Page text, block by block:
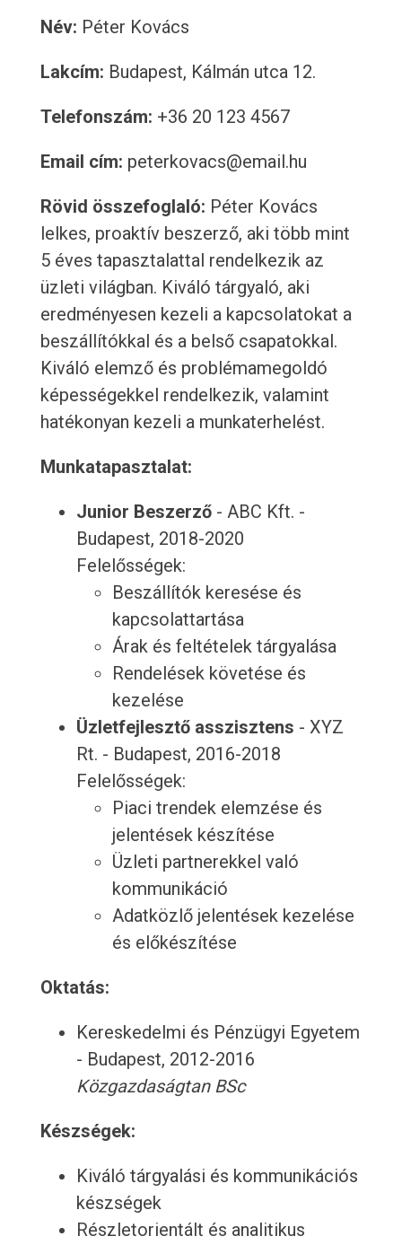
Név: Péter Kovács
Lakcím: Budapest, Kálmán utca 12.
Telefonszám: +36 20 123 4567
Email cím: peterkovacs@email.hu
Rövid összefoglaló: Péter Kovács
lelkes, proaktív beszerző, aki több mint
5 éves tapasztalattal rendelkezik az
üzleti világban. Kiváló tárgyaló, aki
eredményesen kezeli a kapcsolatokat a
beszállítókkal és a belső csapatokkal.
Kiváló elemző és problémamegoldó
képességekkel rendelkezik, valamint
hatékonyan kezeli a munkaterhelést.
Munkatapasztalat:
Junior Beszerző- ABC Kft. -
Budapest, 2018-2020
Felelősségek:
Beszállítók keresése és
kapcsolattartása
Árak és feltételek tárgyalása
Rendelések követése és
kezelése
Üzletfejlesztő asszisztens - XYZ
Rt. - Budapest, 2016-2018
Felelősségek:
Piaci trendek elemzése és
jelentések készítése
Üzleti partnerekkel való
kommunikáció
Adatközlő jelentések kezelése
és előkészítése
Oktatás:
Kereskedelmi és Pénzügyi Egyetem
- Budapest, 2012-2016
Közgazdaságtan BSc
Készségek:
Kiváló tárgyalási és kommunikációs
készségek
Részletorientált és analitikus